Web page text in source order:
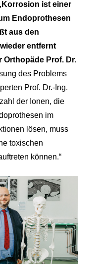
ist einer
Endoprothesen
aus den
entfernt
Orthopäde Prof. Dr.
des Problems
Prof. Dr.-Ing.
der Ionen, die
im
lösen, muss
toxischen
können.“